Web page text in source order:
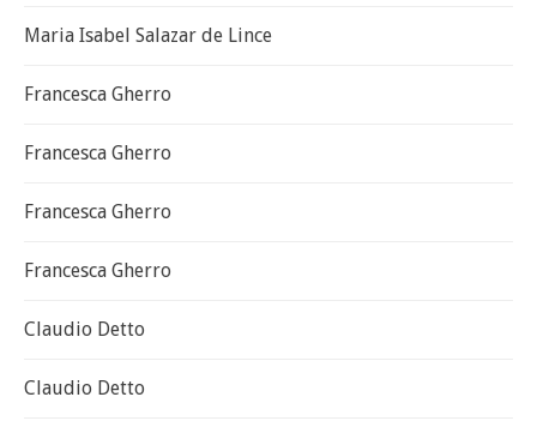
Maria Isabel Salazar de Lince
Francesca Gherro
Francesca Gherro
Francesca Gherro
Francesca Gherro
Claudio Detto
Claudio Detto